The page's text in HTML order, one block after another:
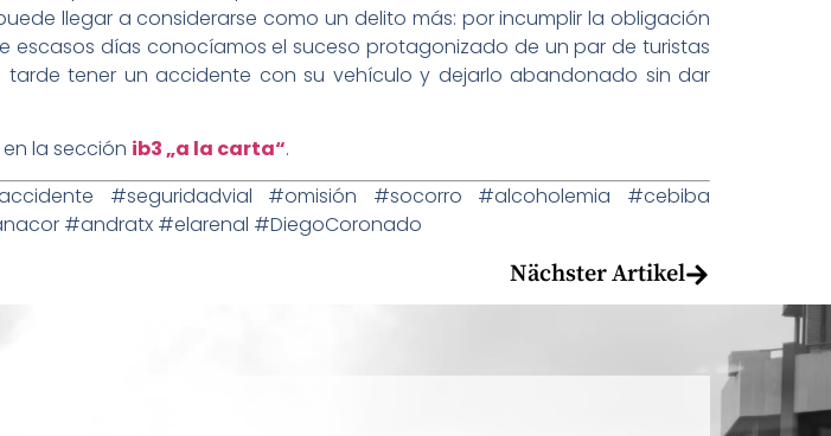
llegar a considerarse como un delito más: por incumplir la obligación
escasos días conocíamos el suceso protagonizado de un par de turistas
tener un accidente con su vehículo y dejarlo abandonado sin dar
la sección ib3 „a la carta“.
#seguridadvial #omisión #socorro #alcoholemia #cebiba
#andratx #elarenal #DiegoCoronado
Nächster Artikel